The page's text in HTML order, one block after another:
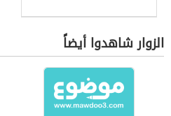
الزوار شاهدوا أيضاً